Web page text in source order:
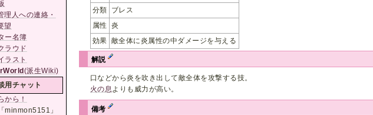
分類
ブレス
属性 炎
効果 敵全体に炎属性の中ダメージを与える
解説
口などから炎を吹き出して敵全体を攻撃する技。
火の息 よりも威力が高い。
備考
理人への連絡・
望
ー名簿
ラウド
ラスト
(派生Wiki)
用チャット
から！
minmon5151」